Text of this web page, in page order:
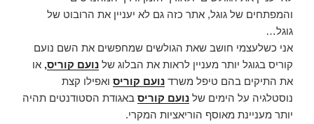
והמפתחים של גוגל, אתר כזה גם לא יעניין את הרובוט של
גוגל…
אני כשלעצמי חושב שאת הגולשים שמחפשים את השם נועם
קוריס בגוגל יותר מעניין לראות את הבלוג של נועם קוריס, או
את התיקים בהם טיפל משרד נועם קוריס ואפילו קצת
נוסטלגיה על הימים של נועם קוריס באגודת הסטודנטים תהיה
יותר מעניינת מאוסף הוריאציות המקרי.